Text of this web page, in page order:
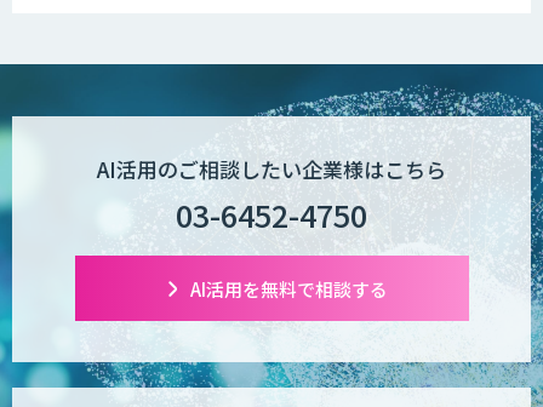
AI活用のご相談したい企業様はこちら
03-6452-4750
AI活用を無料で相談する